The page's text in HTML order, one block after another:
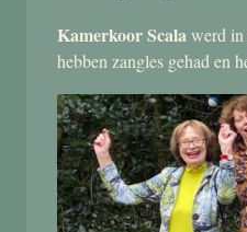
Kamerkoor Scalawerd in
hebben zangles gehad en